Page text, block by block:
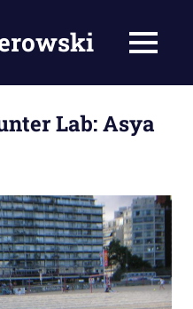
MENÜ
Lab: Asya